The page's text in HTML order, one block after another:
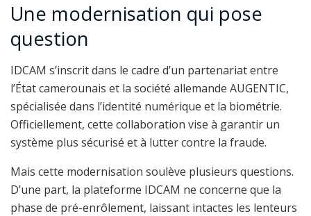
Une modernisation qui pose
question
IDCAM s’inscrit dans le cadre d’un partenariat entre
l’État camerounais et la société allemande AUGENTIC,
spécialisée dans l’identité numérique et la biométrie.
Officiellement, cette collaboration vise à garantir un
système plus sécurisé et à lutter contre la fraude.
Mais cette modernisation soulève plusieurs questions.
D’une part, la plateforme IDCAM ne concerne que la
phase de pré-enrôlement, laissant intactes les lenteurs